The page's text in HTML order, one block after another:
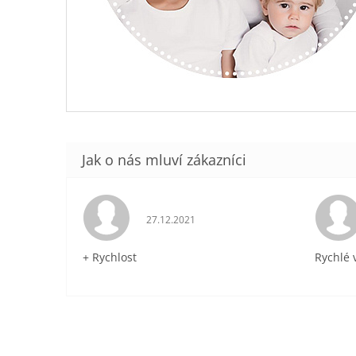
Hodnocení obchodu je 5 z 5 hvězdiček.
27.12.2021
+ Rychlost Rychlé